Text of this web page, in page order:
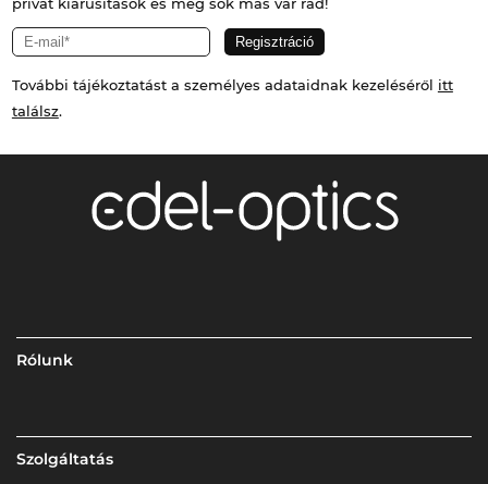
További tájékoztatást a személyes adataidnak kezeléséről itt
találsz.
Rólunk
Szolgáltatás